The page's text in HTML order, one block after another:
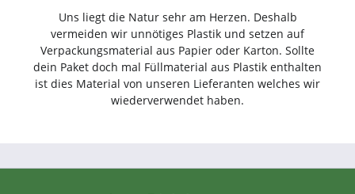
Uns liegt die Natur sehr am Herzen. Deshalb
vermeiden wir unnötiges Plastik und setzen auf
Verpackungsmaterial aus Papier oder Karton. Sollte
dein Paket doch mal Füllmaterial aus Plastik enthalten
ist dies Material von unseren Lieferanten welches wir
wiederverwendet haben.